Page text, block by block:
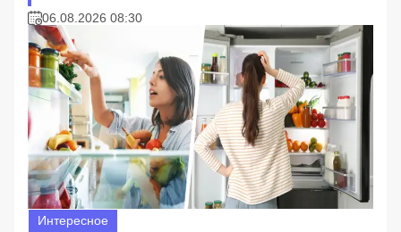
06.08.2026 08:30
Интересное